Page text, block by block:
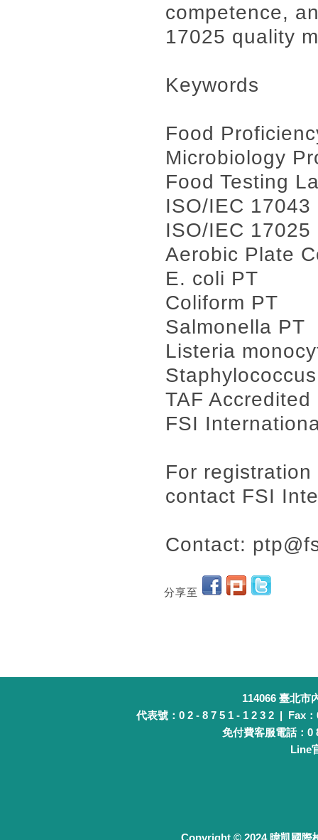
competence,
17025 quality
Keywords
Food
Microbiology
Food Testing
ISO/IEC
ISO/IEC
Aerobic Plate
E. coli PT
Coliform PT
Salmonella PT
Listeria
TAF
FSI
For
contact FSI
Contact:
分享至
114066 臺北市
代表號：0 2 - 8 7 5 1 - 1 2 3 2 | Fax
免付費客服電話：0
Line
Copyright © 2024 暐凱國際